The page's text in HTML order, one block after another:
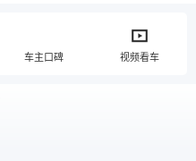
车主口碑 视频看车